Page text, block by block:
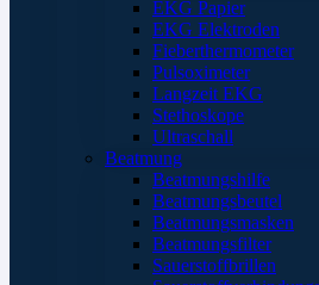
EKG Papier
EKG Elektroden
Fieberthermometer
Pulsoximeter
Langzeit EKG
Stethoskope
Ultraschall
Beatmung
Beatmungshilfe
Beatmungsbeutel
Beatmungsmasken
Beatmungsfilter
Sauerstoffbrillen